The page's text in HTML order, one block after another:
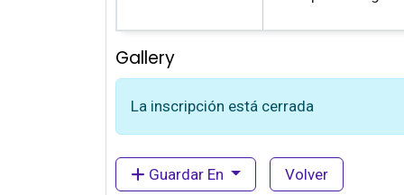
Gallery
La inscripción está cerrada
Guardar En Volver